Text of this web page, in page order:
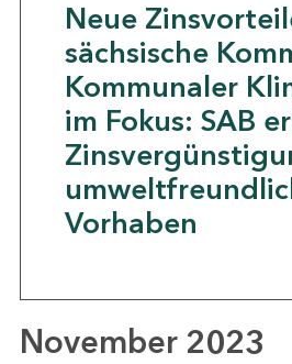
Neue
sächsische
Kommunaler
im Fokus: SAB
Vorhaben
November 2023